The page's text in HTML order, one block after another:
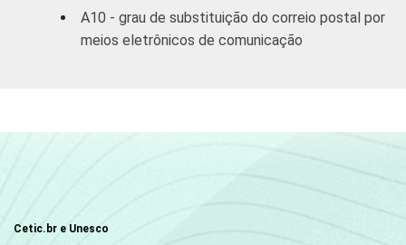
A categoria "O - Outros serviços coletivos,
sociais e pessoais" não reúne os grupos 90-
A10 - grau de substituição do correio postal por
meios eletrônicos de comunicação
Cetic.br e Unesco